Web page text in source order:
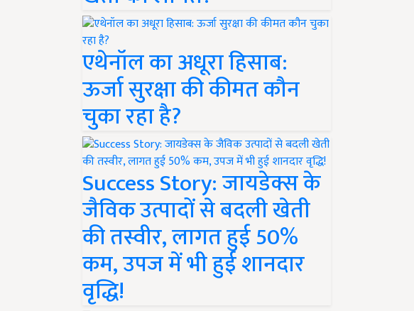
एथेनॉल का अधूरा हिसाब:
ऊर्जा सुरक्षा की कीमत कौन
चुका रहा है?
Success Story: जायडेक्स के
जैविक उत्पादों से बदली खेती
की तस्वीर, लागत हुई 50%
कम, उपज में भी हुई शानदार
वृद्धि!